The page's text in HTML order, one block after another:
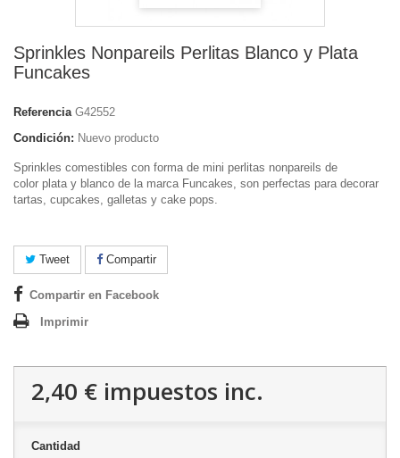
Sprinkles Nonpareils Perlitas Blanco y Plata
Funcakes
Referencia G42552
Condición: Nuevo producto
Sprinkles comestibles con forma de mini perlitas nonpareils de
color plata y blanco de la marca Funcakes, son perfectas para decorar
tartas, cupcakes, galletas y cake pops.
Tweet Compartir
Compartir en Facebook
Imprimir
2,40 € impuestos inc.
Cantidad